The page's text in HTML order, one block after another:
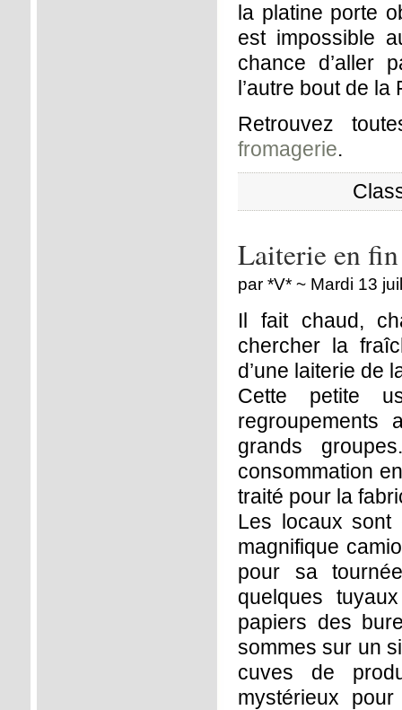
la platine porte
est impossible
chance d’aller
l’autre bout de
Retrouvez
fromagerie.
Laiterie en
par *V* ~ Mardi 13
Il fait chaud,
chercher la
d’une laiterie de
Cette petite
grands
consommation
traité pour la
Les locaux sont
magnifique
pour sa
quelques
papiers des
sommes sur un
cuves de
mystérieux